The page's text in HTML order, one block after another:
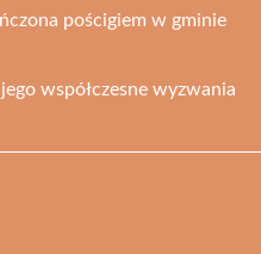
pościgiem w gminie
współczesne wyzwania